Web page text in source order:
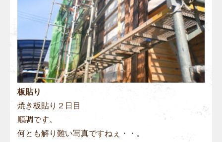
板貼り
焼き板貼り２日目
順調です。
何とも解り難い写真ですねぇ・・。